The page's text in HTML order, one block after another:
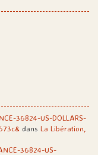
36824-US-DOLLARS-
dans La Libération,
36824-US-